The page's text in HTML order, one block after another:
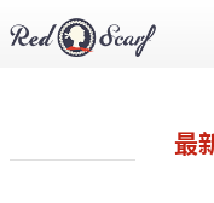
最